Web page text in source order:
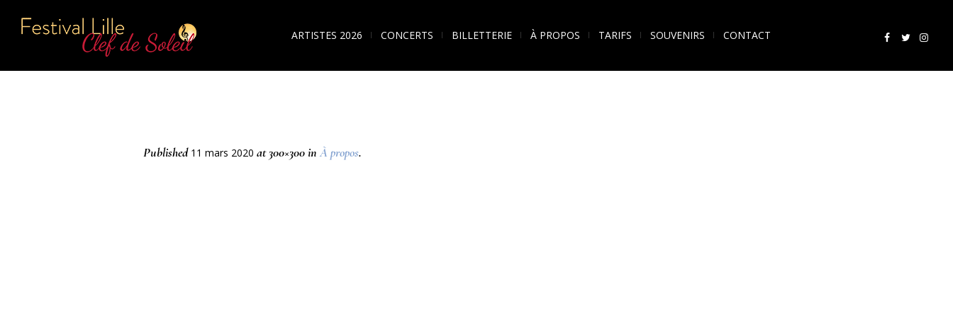
ARTISTES 2026 CONCERTS BILLETTERIE À PROPOS TARIFS SOUVENIRS CONTACT
Published 11 mars 2020 at 300×300 in À propos.